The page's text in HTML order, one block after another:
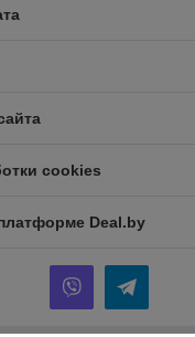
cookies
Deal.by